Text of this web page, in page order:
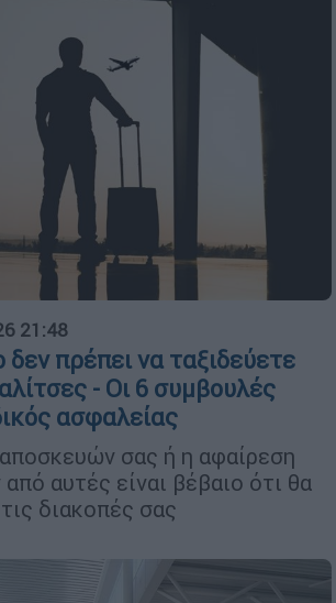
21:48
δεν πρέπει να ταξιδεύετε
- Οι 6 συμβουλές
ασφαλείας
σας ή η αφαίρεση
αυτές είναι βέβαιο ότι θα
διακοπές σας